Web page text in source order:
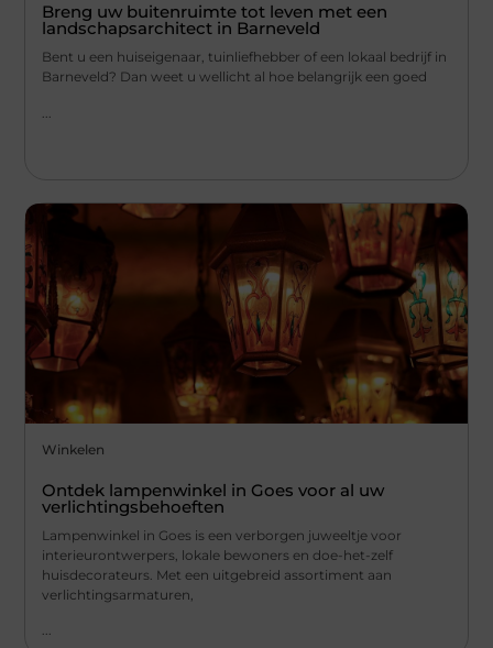
Breng uw buitenruimte tot leven met een
landschapsarchitect in Barneveld
Bent u een huiseigenaar, tuinliefhebber of een lokaal bedrijf in
Barneveld? Dan weet u wellicht al hoe belangrijk een goed
Winkelen
Ontdek lampenwinkel in Goes voor al uw
verlichtingsbehoeften
Lampenwinkel in Goes is een verborgen juweeltje voor
interieurontwerpers, lokale bewoners en doe-het-zelf
huisdecorateurs. Met een uitgebreid assortiment aan
verlichtingsarmaturen,